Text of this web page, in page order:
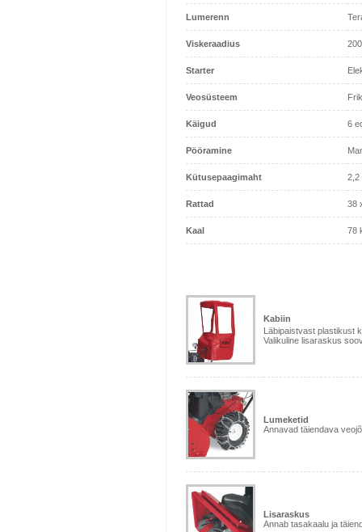
Lumerenn
Viskeraadius
Starter
Veosüsteem
Käigud 6
Pööramine
Kütusepaagimaht 2,2
Rattad 38
Kaal 78
Kabiin
Läbipaistvast plastikust
Valikuline lisaraskus
Lumeketid
Annavad täiendava
Lisaraskus
Annab tasakaalu ja